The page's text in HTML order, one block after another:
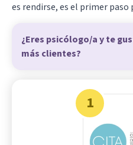
es rendirse, es el primer paso
¿Eres psicólogo/a y te
más clientes?
1